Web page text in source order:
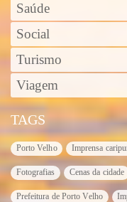
Saúde
Social
Turismo
Viagem
TAGS
Porto Velho Imprensa
Fotografias Cenas da cidade
Prefeitura de Porto Velho